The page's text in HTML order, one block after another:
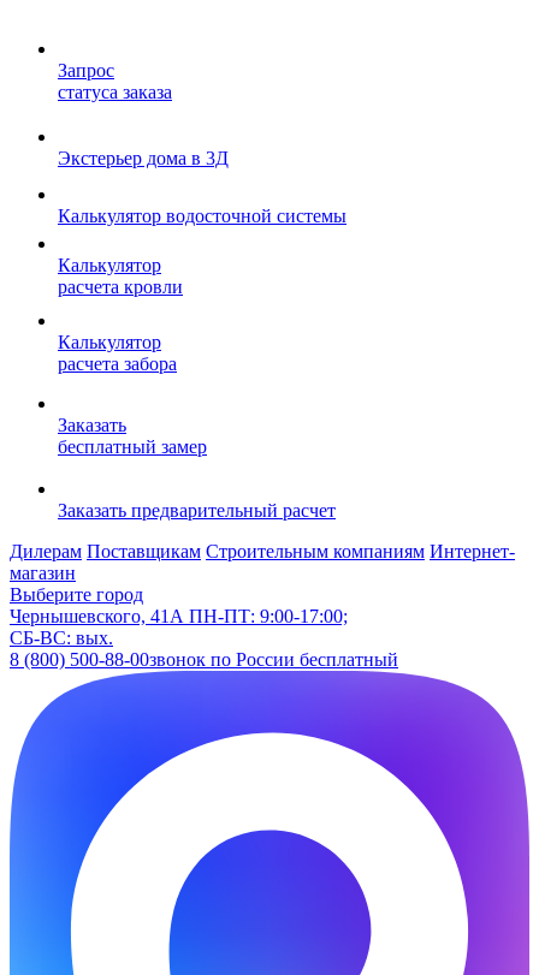
Запрос
статуса заказа
Экстерьер дома в 3Д
Калькулятор водосточной системы
Калькулятор
расчета кровли
Калькулятор
расчета забора
Заказать
бесплатный замер
Заказать предварительный расчет
Дилерам Поставщикам Строительным компаниям Интернет-
магазин
Выберите город
Чернышевского, 41А ПН-ПТ: 9:00-17:00;
СБ-ВС: вых.
8 (800) 500-88-00звонок по России бесплатный